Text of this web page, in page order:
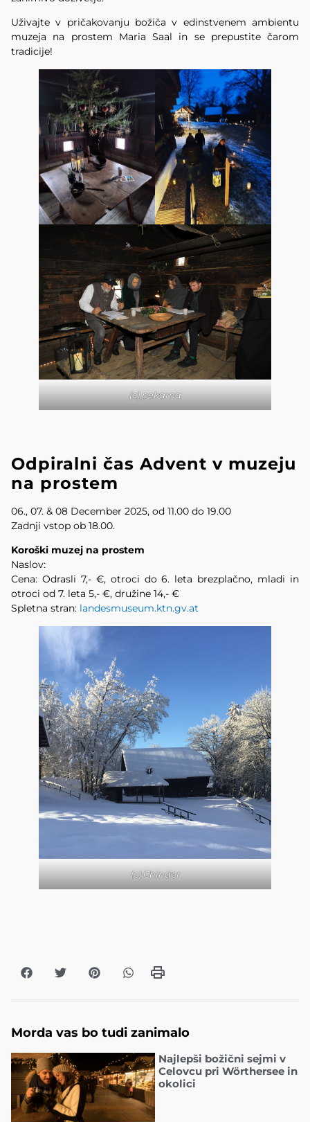
Uživajte v pričakovanju božiča v edinstvenem ambientu
muzeja na prostem Maria Saal in se prepustite čarom
tradicije!
(c) pekarna
Odpiralni čas Advent v muzeju
na prostem
06., 07. & 08 December 2025, od 11.00 do 19.00
Zadnji vstop ob 18.00.
Koroški muzej na prostem
Naslov:
Cena: Odrasli 7,- €, otroci do 6. leta brezplačno, mladi in
otroci od 7. leta 5,- €, družine 14,- €
Spletna stran: landesmuseum.ktn.gv.at
(c) Chinder
Morda vas bo tudi zanimalo
Najlepši božični sejmi v
Celovcu pri Wörthersee in
okolici